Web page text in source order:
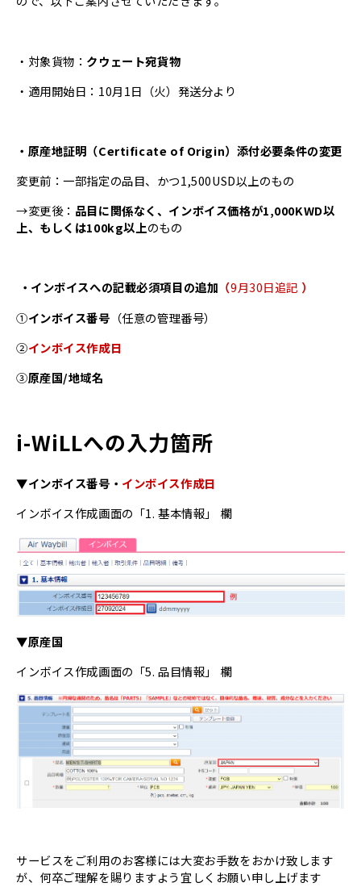
・対象貨物： クウェート宛貨物
・適用開始日：10月1日（火）発送分より
・原産地証明（Certificate of Origin）添付必要条件の変更
変更前：一部指定の品目、かつ1,500USD以上のもの
→変更後： 品目に関係なく、インボイス価格が1,000KWD以
上、もしくは100kg以上のもの
・インボイスへの記載必須項目の追加 （9月30日追記 ）
①インボイス番号 （任意の管理番号）
②インボイス作成日
③原産国/地域名
i-WiLLへの入力箇所
▼インボイス番号・ インボイス作成日
インボイス作成画面の「1. 基本情報」 欄
▼原産国
インボイス作成画面の「5. 品目情報」 欄
サービスをご利用のお客様には大変お手数をおかけ致します
が、何卒ご理解を賜りますよう宜しくお願い申し上げます